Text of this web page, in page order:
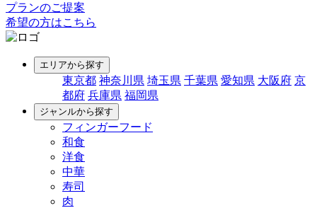
プランのご提案
希望の方はこちら
エリアから探す
東京都 神奈川県 埼玉県 千葉県 愛知県 大阪府 京
都府 兵庫県 福岡県
ジャンルから探す
フィンガーフード
和食
洋食
中華
寿司
肉